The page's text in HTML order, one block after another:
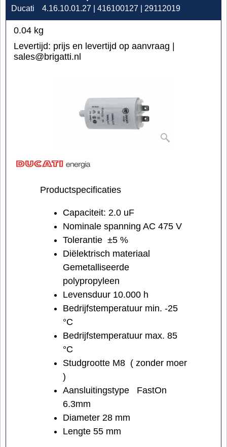
Ducati 4.16.10.01.27 | 416100127 | 29112019
0.04 kg
Levertijd: prijs en levertijd op aanvraag |
sales@brigatti.nl
Productspecificaties
Capaciteit: 2.0 uF
Nominale spanning AC 475 V
Tolerantie ±5 %
Diëlektrisch materiaal
Gemetalliseerde
polypropyleen
Levensduur 10.000 h
Bedrijfstemperatuur min. -25
°C
Bedrijfstemperatuur max. 85
°C
Studgrootte M8 ( zonder moer
)
Aansluitingstype FastOn
6.3mm
Diameter 28 mm
Lengte 55 mm